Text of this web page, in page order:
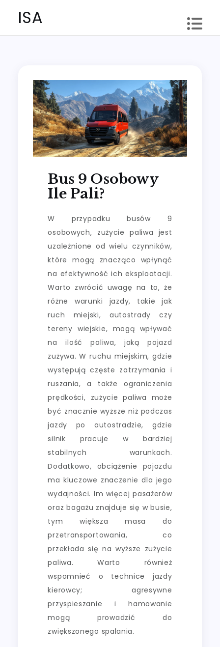
ISA
Bus 9 Osobowy
Ile Pali?
W przypadku busów 9
osobowych, zużycie paliwa jest
uzależnione od wielu czynników,
które mogą znacząco wpłynąć
na efektywność ich eksploatacji.
Warto zwrócić uwagę na to, że
różne warunki jazdy, takie jak
ruch miejski, autostrady czy
tereny wiejskie, mogą wpływać
na ilość paliwa, jaką pojazd
zużywa. W ruchu miejskim, gdzie
występują częste zatrzymania i
ruszania, a także ograniczenia
prędkości, zużycie paliwa może
być znacznie wyższe niż podczas
jazdy po autostradzie, gdzie
silnik pracuje w bardziej
stabilnych warunkach.
Dodatkowo, obciążenie pojazdu
ma kluczowe znaczenie dla jego
wydajności. Im więcej pasażerów
oraz bagażu znajduje się w busie,
tym większa masa do
przetransportowania, co
przekłada się na wyższe zużycie
paliwa. Warto również
wspomnieć o technice jazdy
kierowcy; agresywne
przyspieszanie i hamowanie
mogą prowadzić do
zwiększonego spalania.